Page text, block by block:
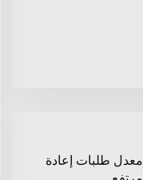
معدل طلبات إعادة